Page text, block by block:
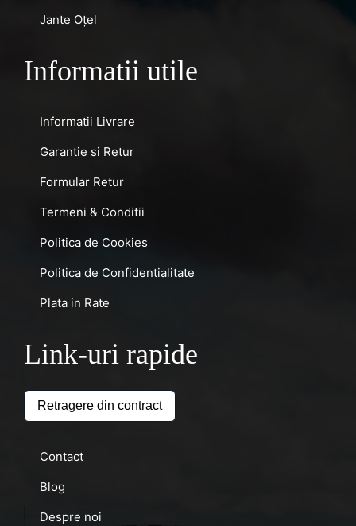
Jante Oțel
Informatii utile
Informatii Livrare
Garantie si Retur
Formular Retur
Termeni & Conditii
Politica de Cookies
Politica de Confidentialitate
Plata in Rate
Link-uri rapide
Retragere din contract
Contact
Blog
Despre noi